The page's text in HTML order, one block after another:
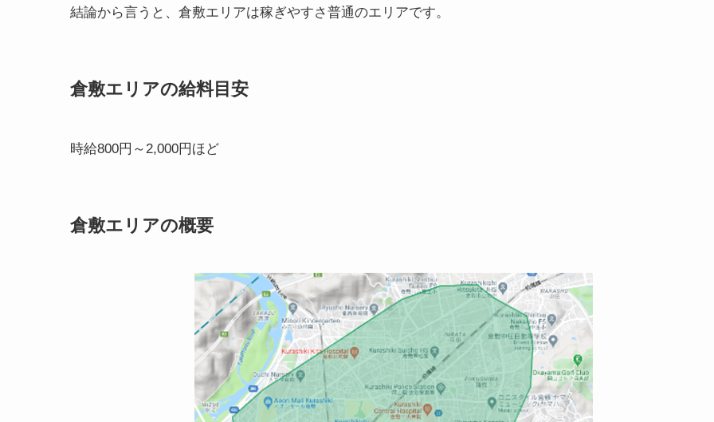
結論から言うと、倉敷エリアは稼ぎやすさ普通のエリアです。
倉敷エリアの給料目安
時給800円～2,000円ほど
倉敷エリアの概要